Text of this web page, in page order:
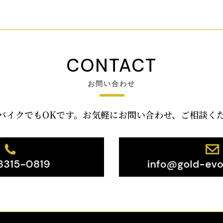
CONTACT
お問い合わせ
イクでもOKです。お気軽にお問い合わせ、ご相談く